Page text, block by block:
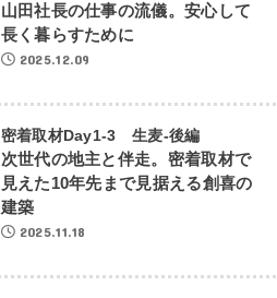
山田社長の仕事の流儀。安心して
長く暮らすために
2025.12.09
密着取材Day1-3 生麦-後編
次世代の地主と伴走。密着取材で
見えた10年先まで見据える創喜の
建築
2025.11.18